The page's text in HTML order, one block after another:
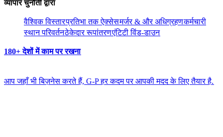
व्यापार चुनौती द्वारा​​
वैश्विक विस्तार​​प्रतिभा तक ऐक्सेस​​मर्जर & और अधिग्रहण​​कर्मचारी
स्थान परिवर्तन​​ठेकेदार रूपांतरण​​एंटिटी विंड-डाउन​​
180+ देशों में काम पर रखना​​
आप जहाँ भी बिज़नेस करते हैं, G-P हर कदम पर आपकी मदद के लिए तैयार है.​​